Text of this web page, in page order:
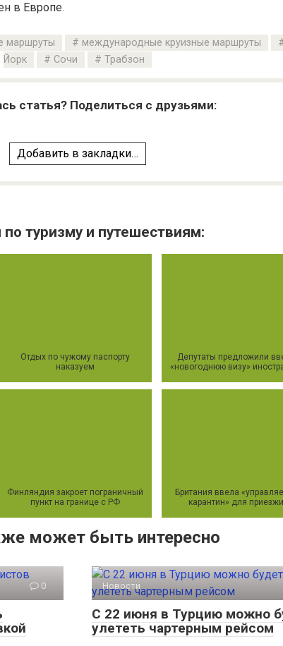
в Европе.
маршруты международные круизные маршруты
Йорк
Сочи Трабзон
статья? Поделиться с друзьями:
Добавить в закладки…
туризму и путешествиям:
Отдых по чужому паспорту
наказуем
Депутаты предложили
«новогоднюю визу»
Финляндия закроет пограничный
пункт на границе с РФ
Британия ввела
карантин» для
может быть интересно
0 Новости
С 22 июня в Турцию можно
улететь чартерным рейсом